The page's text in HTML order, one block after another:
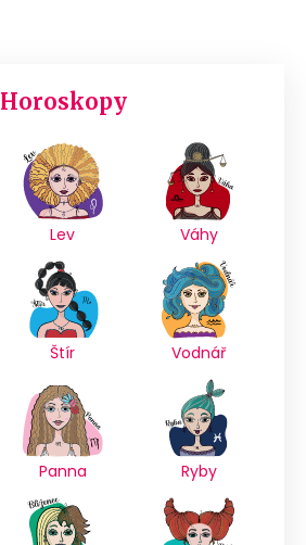
Horoskopy
Lev Váhy
Štír Vodnář
Panna Ryby